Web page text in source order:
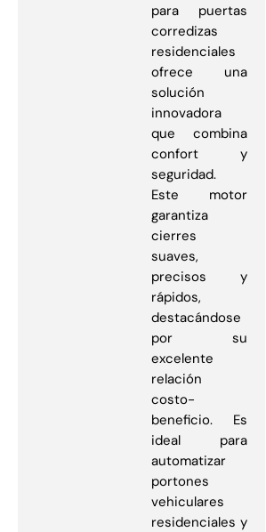
para puertas
corredizas
residenciales
ofrece una
solución
innovadora
que combina
confort y
seguridad.
Este motor
garantiza
cierres
suaves,
precisos y
rápidos,
destacándose
por su
excelente
relación
costo-
beneficio. Es
ideal para
automatizar
portones
vehiculares
residenciales y